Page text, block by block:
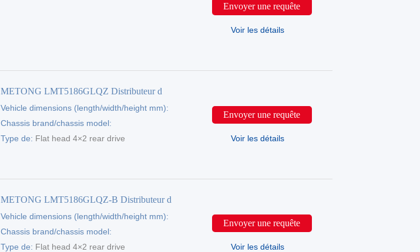
Envoyer une requête
Voir les détails
METONG LMT5186GLQZ Distributeur d
'asphalte
Vehicle dimensions (length/width/height mm):
8095×2550×3160
Chassis brand/chassis model:
Dongfeng/EQ1185LJ9CDE
Type de: Flat head 4×2 rear drive
Envoyer une requête
Voir les détails
METONG LMT5186GLQZ-B Distributeur d
'asphalte
Vehicle dimensions (length/width/height mm):
9140×2490×3200
Chassis brand/chassis model:
Dongfeng/EQ1185LJ9CDE
Type de: Flat head 4×2 rear drive
Envoyer une requête
Voir les détails